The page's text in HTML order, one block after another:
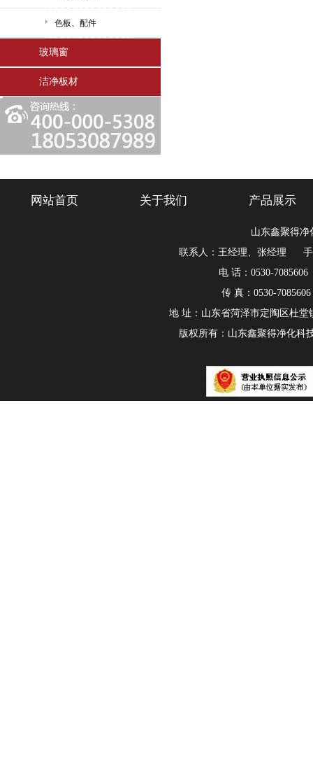
色板、配件
玻璃窗
洁净板材
网站首页 关于我们 产品展示
山东鑫聚得净
联系人：王经理、张经理 手
电 话：0530-
传 真：0530-
地 址：山东省菏泽市定陶区杜堂
版权所有：山东鑫聚得净化科